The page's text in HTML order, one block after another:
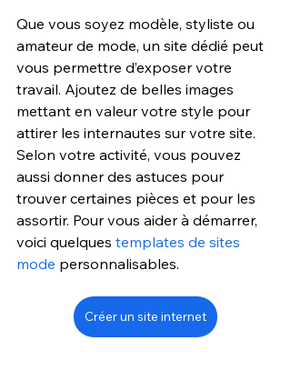
Que vous soyez modèle, styliste ou
amateur de mode, un site dédié peut
vous permettre d’exposer votre
travail. Ajoutez de belles images
mettant en valeur votre style pour
attirer les internautes sur votre site.
Selon votre activité, vous pouvez
aussi donner des astuces pour
trouver certaines pièces et pour les
assortir. Pour vous aider à démarrer,
voici quelques templates de sites
mode personnalisables.
Créer un site internet